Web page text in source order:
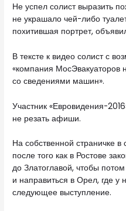
Не успел солист выразить
не украшало чей-либо
похитившая портрет,
В тексте к видео солист с
«компания МосЭвакуаторов
со сведениями машин».
Участник «Евровидения-
не резать афиши.
На собственной страничке в
после того как в Ростове
до Златоглавой, чтобы
и направиться в Орел, где у
следующее выступление.